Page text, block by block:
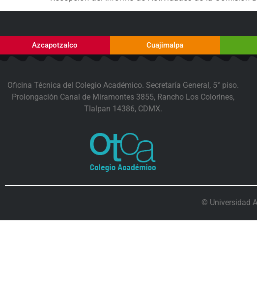
Azcapotzalco Cuajimalpa
Oficina Técnica del Colegio Académico. Secretaría General, 5° piso.
Prolongación Canal de Miramontes 3855, Rancho Los Colorines,
Tlalpan 14386, CDMX.
© Universidad